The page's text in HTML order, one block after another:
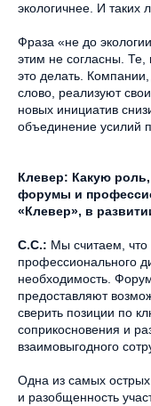
экологичнее. И таких
Фраза «не до
этим не согласны. Те,
это делать.
слово, реализуют
новых инициатив
объединение усилий
Клевер: Какую
форумы и
«Клевер», в
С.С.: Мы считаем, что
профессионального
необходимость.
предоставляют
сверить позиции по
соприкосновения и
взаимовыгодного
Одна из самых
и разобщенность